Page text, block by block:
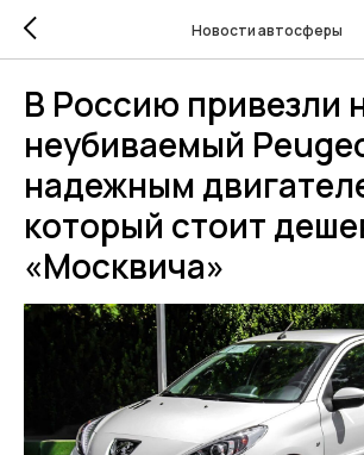
Новости автосферы
В Россию привезли
неубиваемый
надежным
который стоит
«Москвича»